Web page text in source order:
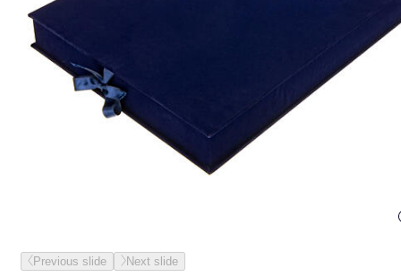
Previous slide Next slide